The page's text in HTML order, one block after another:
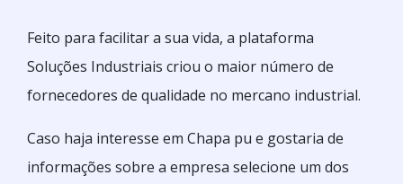
Feito para facilitar a sua vida, a plataforma
Soluções Industriais criou o maior número de
fornecedores de qualidade no mercano industrial.
Caso haja interesse em Chapa pu e gostaria de
informações sobre a empresa selecione um dos